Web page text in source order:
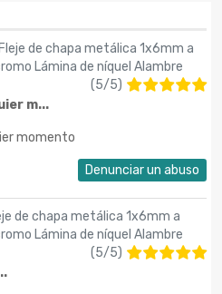
de chapa metálica 1x6mm a
Lámina de níquel Alambre
(5/5)
m...
momento
Denunciar un abuso
de chapa metálica 1x6mm a
Lámina de níquel Alambre
(5/5)